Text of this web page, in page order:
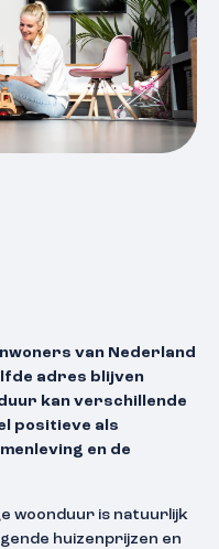
van Nederland
adres blijven
kan verschillende
positieve als
en de
woonduur is natuurlijk
huizenprijzen en